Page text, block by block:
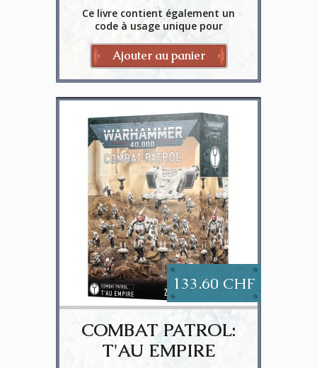
Ce livre contient également un
code à usage unique pour
déverrouiller le contenu du Codex:
Leagues of Votann dans
Warhammer 40,000: The App. 69-01
Ajouter au panier
133.60 CHF
COMBAT PATROL:
T'AU EMPIRE